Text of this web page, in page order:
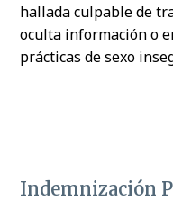
hallada culpable de
oculta información o
prácticas de sexo
Indemnización